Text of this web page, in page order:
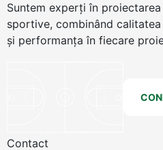
Suntem experți în
sportive, combinând
și performanța în fiecare
Contact